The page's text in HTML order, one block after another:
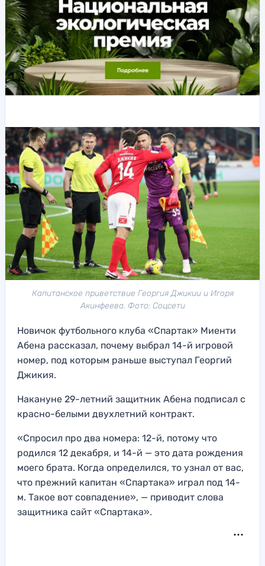
Капитанское приветствие Георгия Джикии и Игоря
Акинфеева. Фото: Соцсети
Новичок футбольного клуба «Спартак» Миенти
Абена рассказал, почему выбрал 14-й игровой
номер, под которым раньше выступал Георгий
Джикия.
Накануне 29-летний защитник Абена подписал с
красно-белыми двухлетний контракт.
«Спросил про два номера: 12-й, потому что
родился 12 декабря, и 14-й — это дата рождения
моего брата. Когда определился, то узнал от вас,
что прежний капитан «Спартака» играл под 14-
м. Такое вот совпадение», — приводит слова
защитника сайт «Спартака».